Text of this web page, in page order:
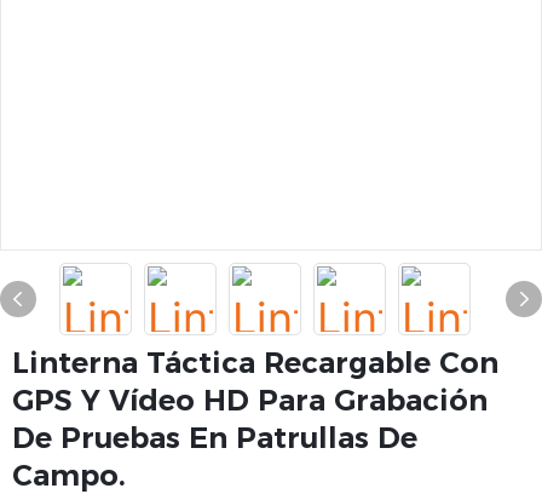
Linterna Táctica Recargable Con
GPS Y Vídeo HD Para Grabación
De Pruebas En Patrullas De
Campo.